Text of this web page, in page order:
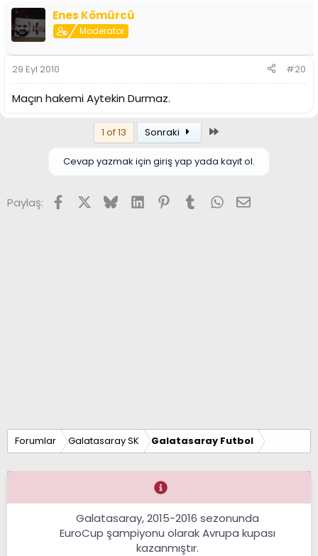
Enes Kömürcü
Moderator
29 Eyl 2010 #20
Maçın hakemi Aytekin Durmaz.
1 of 13 Sonraki
Cevap yazmak için giriş yap yada kayıt ol.
Paylaş: FacebookX (Twitter)
BlueskyLinkedInPinterest
TumblrWhatsApp
E-posta
Forumlar Galatasaray SK Galatasaray Futbol
Galatasaray, 2015-2016 sezonunda
EuroCup şampiyonu olarak Avrupa kupası
kazanmıştır.